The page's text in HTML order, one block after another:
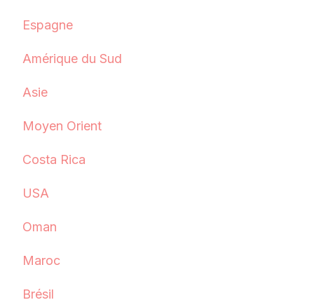
Espagne
Amérique du Sud
Asie
Moyen Orient
Costa Rica
USA
Oman
Maroc
Brésil